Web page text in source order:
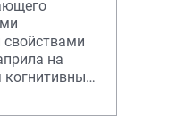
на
когнитивных